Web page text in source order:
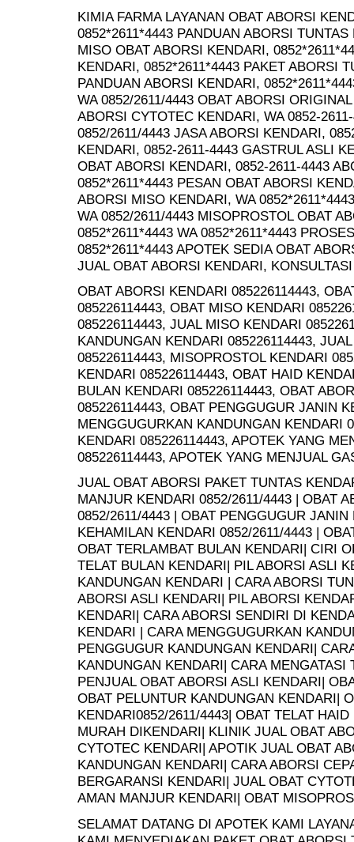
KIMIA FARMA LAYANAN OBAT ABORSI
0852*2611*4443 PANDUAN ABORSI
MISO OBAT ABORSI KENDARI,
KENDARI, 0852*2611*4443 PAKET ABORSI
PANDUAN ABORSI KENDARI,
WA 0852/2611/4443 OBAT ABORSI
ABORSI CYTOTEC KENDARI, WA 0852-
0852/2611/4443 JASA ABORSI KENDARI,
KENDARI, 0852-2611-4443 GASTRUL ASLI
OBAT ABORSI KENDARI, 0852-2611-4443
0852*2611*4443 PESAN OBAT ABORSI
ABORSI MISO KENDARI, WA
WA 0852/2611/4443 MISOPROSTOL OBAT
0852*2611*4443 WA 0852*2611*4443
0852*2611*4443 APOTEK SEDIA OBAT
JUAL OBAT ABORSI KENDARI,
OBAT ABORSI KENDARI 085226114443,
085226114443, OBAT MISO KENDARI
085226114443, JUAL MISO KENDARI
KANDUNGAN KENDARI 085226114443,
085226114443, MISOPROSTOL KENDARI
KENDARI 085226114443, OBAT HAID
BULAN KENDARI 085226114443, OBAT
085226114443, OBAT PENGGUGUR JANIN
MENGGUGURKAN KANDUNGAN KENDARI
KENDARI 085226114443, APOTEK YANG
085226114443, APOTEK YANG MENJUAL
JUAL OBAT ABORSI PAKET TUNTAS
MANJUR KENDARI 0852/2611/4443 | OBAT
0852/2611/4443 | OBAT PENGGUGUR
KEHAMILAN KENDARI 0852/2611/4443 |
OBAT TERLAMBAT BULAN KENDARI| CIRI
TELAT BULAN KENDARI| PIL ABORSI ASLI
KANDUNGAN KENDARI | CARA ABORSI
ABORSI ASLI KENDARI| PIL ABORSI
KENDARI| CARA ABORSI SENDIRI DI
KENDARI | CARA MENGGUGURKAN
PENGGUGUR KANDUNGAN KENDARI|
KANDUNGAN KENDARI| CARA MENGATASI
PENJUAL OBAT ABORSI ASLI KENDARI|
OBAT PELUNTUR KANDUNGAN KENDARI|
KENDARI0852/2611/4443| OBAT TELAT
MURAH DIKENDARI| KLINIK JUAL OBAT
CYTOTEC KENDARI| APOTIK JUAL OBAT
KANDUNGAN KENDARI| CARA ABORSI
BERGARANSI KENDARI| JUAL OBAT
AMAN MANJUR KENDARI| OBAT
SELAMAT DATANG DI APOTEK KAMI